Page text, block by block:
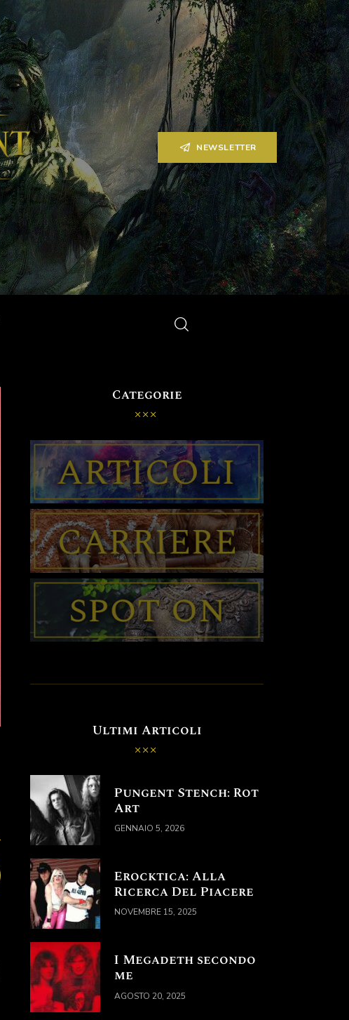
NEWSLETTER
Categorie
Ultimi Articoli
Pungent Stench: Rot
Art
GENNAIO 5, 2026
Erocktica: Alla
Ricerca Del Piacere
NOVEMBRE 15, 2025
I Megadeth secondo
me
AGOSTO 20, 2025